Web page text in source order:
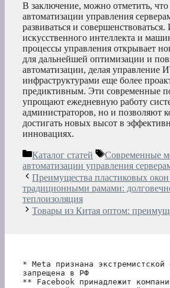
В заключение, можно отметить, что
автоматизации управления
развиваться и
искусственного интеллекта и
процессы управления открывает
для дальнейшей оптимизации и
автоматизации, делая управление
инфраструктурами еще более
предиктивным. Эти современные
упрощают ежедневную работу
администраторов, но и позволяют
достигать новых высот в
инновациях.
Рубрики
Каталог статей Метки
Современные
автоматизации управления
Преимущества пластиковых окон
традиционными рамами:
теплоизоляция
Товары из Китая оптом:
* Meta признана экстремистской
запрещена в РФ
** Facebook принадлежит